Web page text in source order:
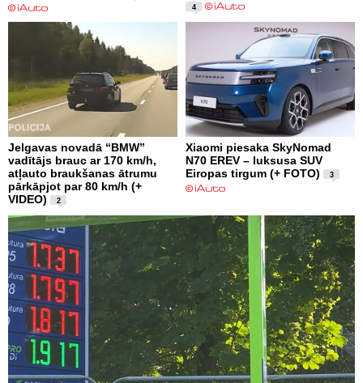
4
Jelgavas novadā “BMW”
vadītājs brauc ar 170 km/h,
atļauto braukšanas ātrumu
pārkāpjot par 80 km/h (+
VIDEO)
2
Xiaomi piesaka SkyNomad
N70 EREV – luksusa SUV
Eiropas tirgum (+ FOTO)
3